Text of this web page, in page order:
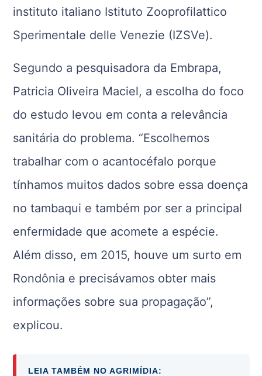
instituto italiano Istituto Zooprofilattico
Sperimentale delle Venezie (IZSVe).
Segundo a pesquisadora da Embrapa,
Patricia Oliveira Maciel, a escolha do foco
do estudo levou em conta a relevância
sanitária do problema. “Escolhemos
trabalhar com o acantocéfalo porque
tínhamos muitos dados sobre essa doença
no tambaqui e também por ser a principal
enfermidade que acomete a espécie.
Além disso, em 2015, houve um surto em
Rondônia e precisávamos obter mais
informações sobre sua propagação”,
explicou.
LEIA TAMBÉM NO AGRIMÍDIA: